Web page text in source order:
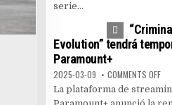
serie...
0
Evolution” tendrá
Paramount+
2025-03-09 COMMENTS OFF
La plataforma de